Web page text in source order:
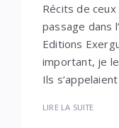
Récits de
passage dans
Editions
important, je
Ils
LIRE LA SUITE